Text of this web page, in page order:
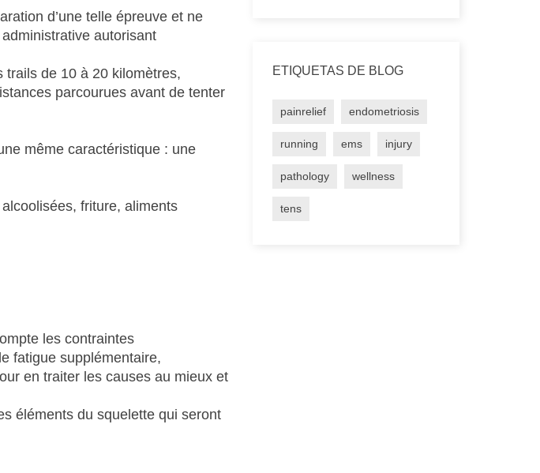
d’une telle épreuve et ne
autorisant
trails de 10 à 20 kilomètres,
parcourues avant de tenter
même caractéristique : une
friture, aliments
les contraintes
fatigue supplémentaire,
en traiter les causes au mieux et
éléments du squelette qui seront
ETIQUETAS DE BLOG
painrelief endometriosis
running ems injury
pathology wellness
tens